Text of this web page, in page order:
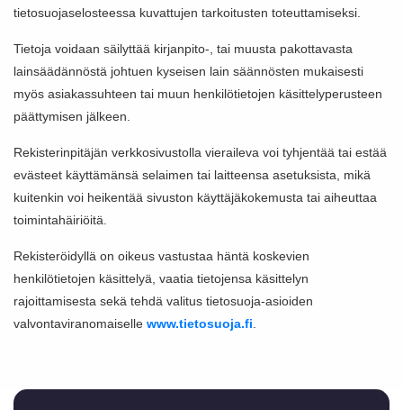
tietosuojaselosteessa kuvattujen tarkoitusten toteuttamiseksi.
Tietoja voidaan säilyttää kirjanpito-, tai muusta pakottavasta
lainsäädännöstä johtuen kyseisen lain säännösten mukaisesti
myös asiakassuhteen tai muun henkilötietojen käsittelyperusteen
päättymisen jälkeen.
Rekisterinpitäjän verkkosivustolla vieraileva voi tyhjentää tai estää
evästeet käyttämänsä selaimen tai laitteensa asetuksista, mikä
kuitenkin voi heikentää sivuston käyttäjäkokemusta tai aiheuttaa
toimintahäiriöitä.
Rekisteröidyllä on oikeus vastustaa häntä koskevien
henkilötietojen käsittelyä, vaatia tietojensa käsittelyn
rajoittamisesta sekä tehdä valitus tietosuoja-asioiden
valvontaviranomaiselle www.tietosuoja.fi.